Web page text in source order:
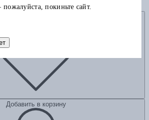
Добавить в корзину
покиньте сайт.